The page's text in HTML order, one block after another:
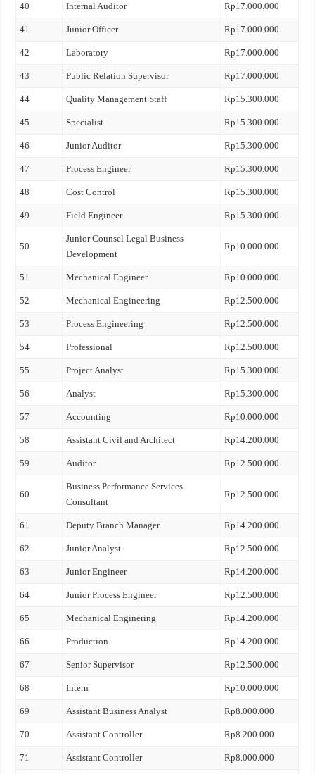
40 Internal Auditor Rp17.000.000
41 Junior Officer Rp17.000.000
42 Laboratory Rp17.000.000
43 Public Relation Supervisor Rp17.000.000
44 Quality Management Staff Rp15.300.000
45 Specialist Rp15.300.000
46 Junior Auditor Rp15.300.000
47 Process Engineer Rp15.300.000
48 Cost Control Rp15.300.000
49 Field Engineer Rp15.300.000
50
Junior Counsel Legal Business
Development
Rp10.000.000
51 Mechanical Engineer Rp10.000.000
52 Mechanical Engineering Rp12.500.000
53 Process Engineering Rp12.500.000
54 Professional Rp12.500.000
55 Project Analyst Rp15.300.000
56 Analyst Rp15.300.000
57 Accounting Rp10.000.000
58 Assistant Civil and Architect Rp14.200.000
59 Auditor Rp12.500.000
60
Business Performance Services
Consultant
Rp12.500.000
61 Deputy Branch Manager Rp14.200.000
62 Junior Analyst Rp12.500.000
63 Junior Engineer Rp14.200.000
64 Junior Process Engineer Rp12.500.000
65 Mechanical Enginering Rp14.200.000
66 Production Rp14.200.000
67 Senior Supervisor Rp12.500.000
68 Intern Rp10.000.000
69 Assistant Business Analyst Rp8.000.000
70 Assistant Controller Rp8.200.000
71 Assistant Controller Rp8.000.000